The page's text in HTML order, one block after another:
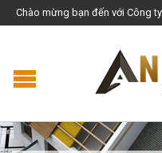
Chào mừng bạn đến với Công